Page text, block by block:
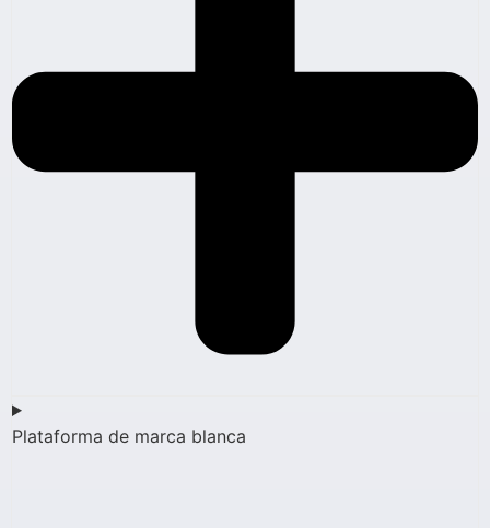
Plataforma de marca blanca